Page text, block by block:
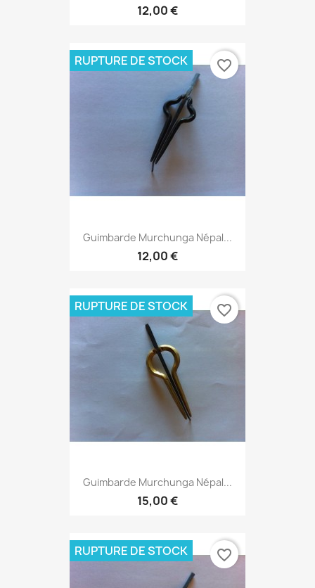
12,00 €
Guimbarde Murchunga Népal...
12,00 €
RUPTURE DE STOCK favorite_border
Guimbarde Murchunga Népal...
15,00 €
RUPTURE DE STOCK favorite_border
RUPTURE DE STOCK favorite_border